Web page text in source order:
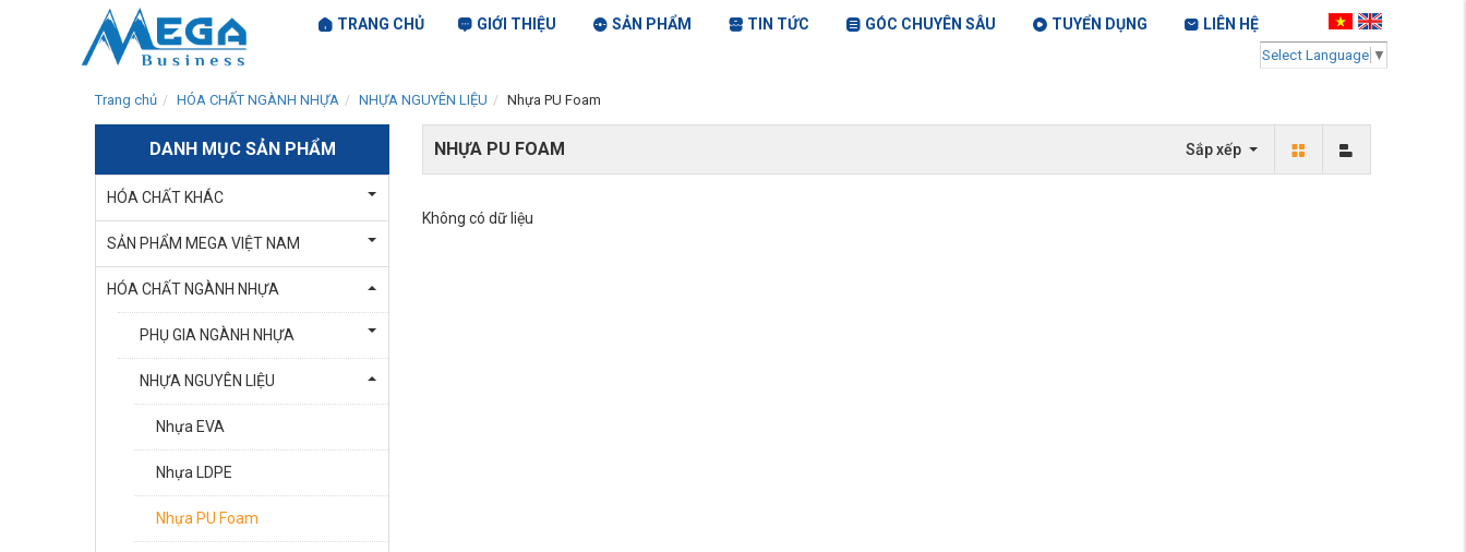
TRANG CHỦ GIỚI THIỆU SẢN PHẨM TIN TỨC GÓC CHUYÊN SÂU TUYỂN DỤNG LIÊN HỆ
Select Language ▼
Trang chủ HÓA CHẤT NGÀNH NHỰA NHỰA NGUYÊN LIỆU Nhựa PU Foam
DANH MỤC SẢN PHẨM
HÓA CHẤT KHÁC
SẢN PHẨM MEGA VIỆT NAM
HÓA CHẤT NGÀNH NHỰA
PHỤ GIA NGÀNH NHỰA
NHỰA NGUYÊN LIỆU
Nhựa EVA
Nhựa LDPE
Nhựa PU Foam
NHỰA PU FOAM Sắp xếp
Không có dữ liệu